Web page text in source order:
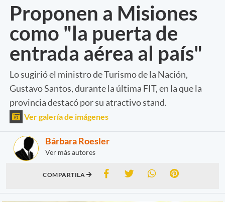
Proponen a Misiones
como "la puerta de
entrada aérea al país"
Lo sugirió el ministro de Turismo de la Nación,
Gustavo Santos, durante la última FIT, en la que la
provincia destacó por su atractivo stand.
Ver galería de imágenes
Bárbara Roesler
Ver más autores
COMPARTILA